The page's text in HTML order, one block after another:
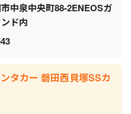
中泉中央町88-2ENEOSガ
ド内
タカー 磐田西貝塚SSカ